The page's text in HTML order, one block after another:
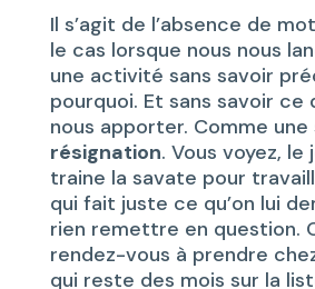
Il s’agit de l’absence de
le cas lorsque nous nous
une activité sans savoir
pourquoi. Et sans savoir ce
nous apporter. Comme
résignation. Vous voyez, le
traine la savate pour
qui fait juste ce qu’on lui
rien remettre en question.
rendez-vous à prendre
qui reste des mois sur la